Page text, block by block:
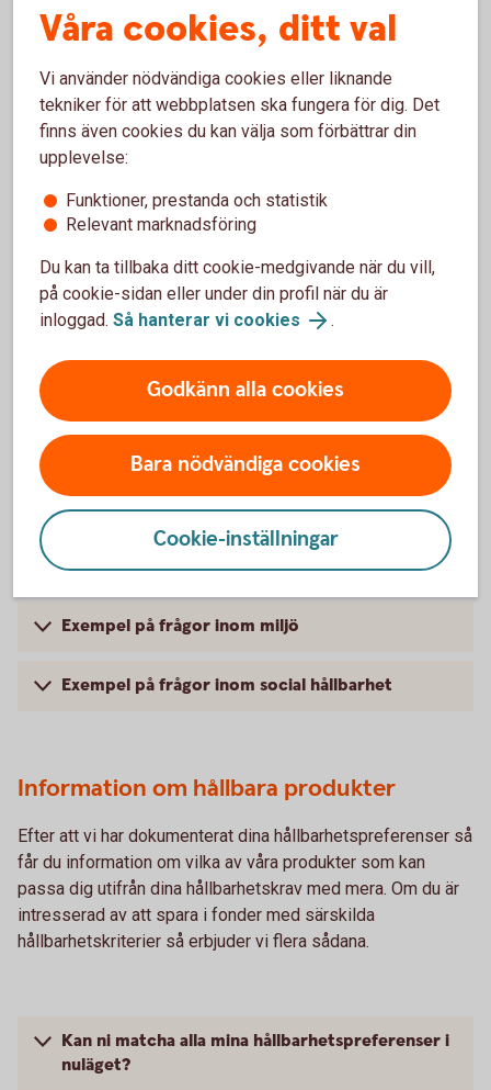
några frågor till dig kring hållbarhet. Dessa gäller bland
annat vad du har för önskemål och krav på hållbarhet i
produkterna – dina hållbarhetspreferenser. Du får möjlighet
att bestämma hur stor del av investeringen som ska vara
hållbar, enligt till exempel taxonomin.
Finansiella produkter som undviker negativa
konsekvenser
Exempel på frågor inom miljö
Exempel på frågor inom social hållbarhet
Information om hållbara produkter
Efter att vi har dokumenterat dina hållbarhetspreferenser så
får du information om vilka av våra produkter som kan
passa dig utifrån dina hållbarhetskrav med mera. Om du är
intresserad av att spara i fonder med särskilda
hållbarhetskriterier så erbjuder vi flera sådana.
Kan ni matcha alla mina hållbarhetspreferenser i
nuläget?
Våra cookies, ditt val
Vi använder nödvändiga cookies eller liknande
tekniker för att webbplatsen ska fungera för dig. Det
finns även cookies du kan välja som förbättrar din
upplevelse:
Funktioner, prestanda och statistik
Relevant marknadsföring
Du kan ta tillbaka ditt cookie-medgivande när du vill,
på cookie-sidan eller under din profil när du är
inloggad. Så hanterar vi cookies .
Godkänn alla cookies
Bara nödvändiga cookies
Cookie-inställningar